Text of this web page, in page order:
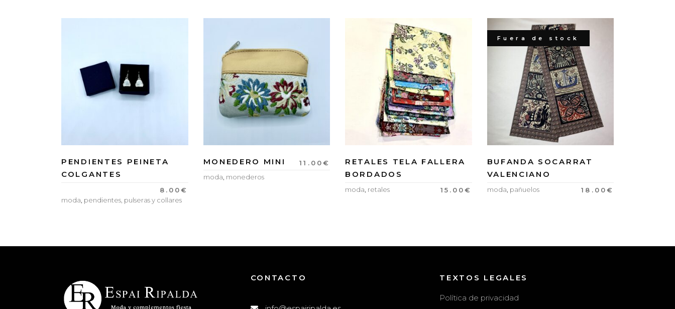
PENDIENTES PEINETA
COLGANTES
8.00€
moda pendientes, pulseras y collares
MONEDERO MINI 11.00€
moda monederos
RETALES TELA FALLERA
BORDADOS
15.00€
moda retales
Fuera de stock
BUFANDA SOCARRAT
VALENCIANO
18.00€
moda pañuelos
CONTACTO TEXTOS LEGALES
Política de privacidad